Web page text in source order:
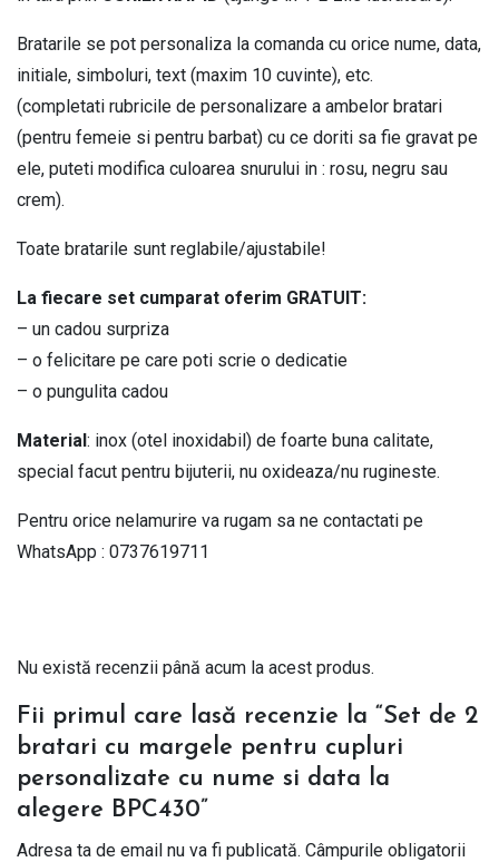
cu
nume
si
data
la
alegere
BPC430
Bratarile se pot personaliza la comanda cu orice nume, data,
initiale, simboluri, text (maxim 10 cuvinte), etc.
(completati rubricile de personalizare a ambelor bratari
(pentru femeie si pentru barbat) cu ce doriti sa fie gravat pe
ele, puteti modifica culoarea snurului in : rosu, negru sau
crem).
Toate bratarile sunt reglabile/ajustabile!
La fiecare set cumparat oferim GRATUIT:
– un cadou surpriza
– o felicitare pe care poti scrie o dedicatie
– o pungulita cadou
Material: inox (otel inoxidabil) de foarte buna calitate,
special facut pentru bijuterii, nu oxideaza/nu rugineste.
Pentru orice nelamurire va rugam sa ne contactati pe
WhatsApp : 0737619711
Nu există recenzii până acum la acest produs.
Fii primul care lasă recenzie la “Set de 2
bratari cu margele pentru cupluri
personalizate cu nume si data la
alegere BPC430”
Adresa ta de email nu va fi publicată. Câmpurile obligatorii